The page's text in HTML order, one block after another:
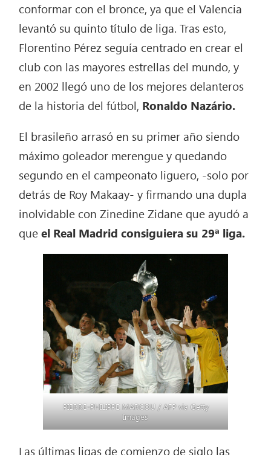
conformar con el bronce, ya que el Valencia
levantó su quinto título de liga. Tras esto,
Florentino Pérez seguía centrado en crear el
club con las mayores estrellas del mundo, y
en 2002 llegó uno de los mejores delanteros
de la historia del fútbol, Ronaldo Nazário.
El brasileño arrasó en su primer año siendo
máximo goleador merengue y quedando
segundo en el campeonato liguero, -solo por
detrás de Roy Makaay- y firmando una dupla
inolvidable con Zinedine Zidane que ayudó a
queel Real Madrid consiguiera su 29ª liga.
PIERRE-PHILIPPE MARCOU / AFP via Getty
Images
Las últimas ligas de comienzo de siglo las